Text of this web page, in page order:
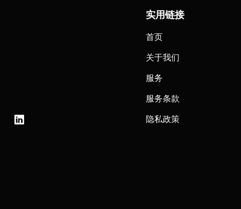
实用链接
首页
关于我们
服务
服务条款
隐私政策